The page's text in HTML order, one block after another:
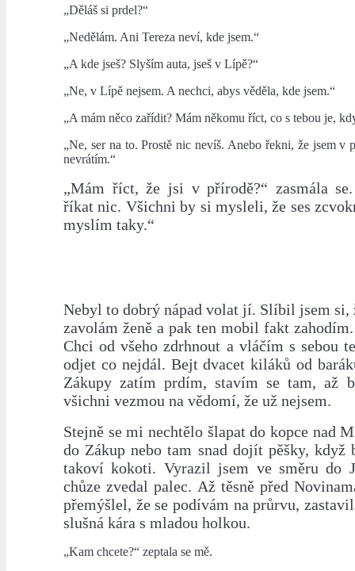
„Děláš si prdel?“
„Nedělám. Ani Tereza neví, kde jsem.“
„A kde jseš? Slyším auta, jseš v Lípě?“
„Ne, v Lípě nejsem. A nechci, abys věděla, kde jsem.“
„A mám něco zařídit? Mám někomu říct, co s tebou je,
„Ne, ser na to. Prostě nic nevíš. Anebo řekni, že jsem v
nevrátím.“
„Mám říct, že jsi v přírodě?“ zasmála se.
říkat nic. Všichni by si mysleli, že ses
myslím taky.“
Nebyl to dobrý nápad volat jí. Slíbil jsem si,
zavolám ženě a pak ten mobil fakt
Chci od všeho zdrhnout a vláčím s sebou
odjet co nejdál. Bejt dvacet kiláků od
Zákupy zatím prdím, stavím se tam, až
všichni vezmou na vědomí, že už nejsem.
Stejně se mi nechtělo šlapat do kopce nad
do Zákup nebo tam snad dojít pěšky, když
takoví kokoti. Vyrazil jsem ve směru do
chůze zvedal palec. Až těsně před
přemýšlel, že se podívám na průrvu,
slušná kára s mladou holkou.
„Kam chcete?“ zeptala se mě.